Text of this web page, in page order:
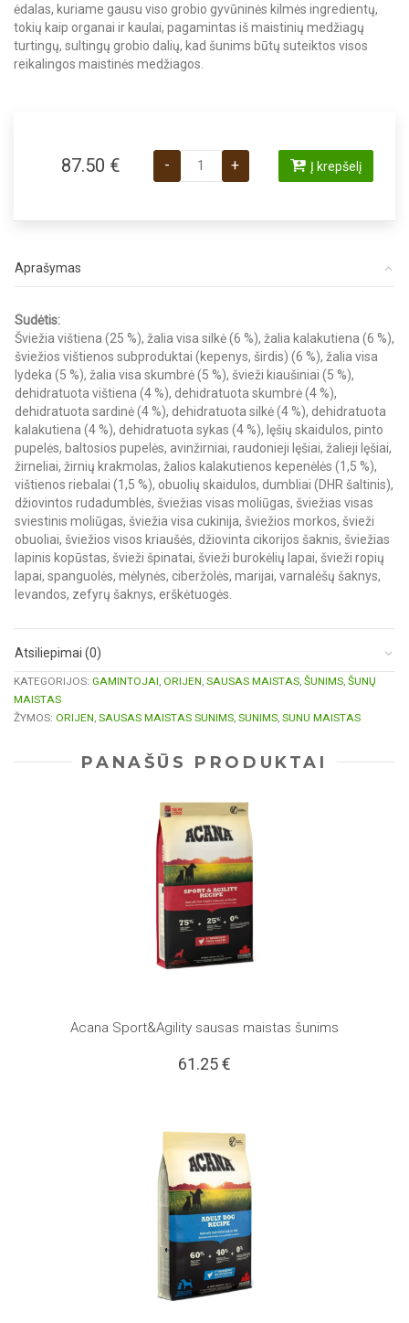
ėdalas, kuriame gausu viso grobio gyvūninės kilmės ingredientų,
tokių kaip organai ir kaulai, pagamintas iš maistinių medžiagų
turtingų, sultingų grobio dalių, kad šunims būtų suteiktos visos
reikalingos maistinės medžiagos.
87.50 € -
produkto kiekis: Orijen Fit & Trim
+ Į krepšelį
Aprašymas
Sudėtis:
Šviežia vištiena (25 %), žalia visa silkė (6 %), žalia kalakutiena (6 %),
šviežios vištienos subproduktai (kepenys, širdis) (6 %), žalia visa
lydeka (5 %), žalia visa skumbrė (5 %), švieži kiaušiniai (5 %),
dehidratuota vištiena (4 %), dehidratuota skumbrė (4 %),
dehidratuota sardinė (4 %), dehidratuota silkė (4 %), dehidratuota
kalakutiena (4 %), dehidratuota sykas (4 %), lęšių skaidulos, pinto
pupelės, baltosios pupelės, avinžirniai, raudonieji lęšiai, žalieji lęšiai,
žirneliai, žirnių krakmolas, žalios kalakutienos kepenėlės (1,5 %),
vištienos riebalai (1,5 %), obuolių skaidulos, dumbliai (DHR šaltinis),
džiovintos rudadumblės, šviežias visas moliūgas, šviežias visas
sviestinis moliūgas, šviežia visa cukinija, šviežios morkos, švieži
obuoliai, šviežios visos kriaušės, džiovinta cikorijos šaknis, šviežias
lapinis kopūstas, švieži špinatai, švieži burokėlių lapai, švieži ropių
lapai, spanguolės, mėlynės, ciberžolės, marijai, varnalėšų šaknys,
levandos, zefyrų šaknys, erškėtuogės.
Atsiliepimai (0)
KATEGORIJOS: GAMINTOJAI, ORIJEN, SAUSAS MAISTAS, ŠUNIMS, ŠUNŲ
MAISTAS
ŽYMOS: ORIJEN, SAUSAS MAISTAS SUNIMS, SUNIMS, SUNU MAISTAS
PANAŠŪS PRODUKTAI
Acana Sport&Agility sausas maistas šunims
61.25€